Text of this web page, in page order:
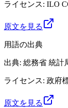
ライセンス: ILO
原文を見る
用語の出典
出典: 総務省 統計
ライセンス: 政府
原文を見る